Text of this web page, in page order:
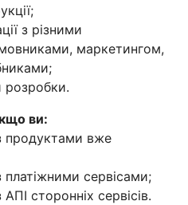
з різними
маркетингом,
розробки.
ви:
продуктами вже
сервісами;
сторонніх сервісів.